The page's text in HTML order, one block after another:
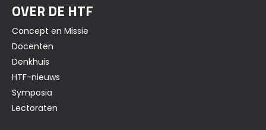
OVER DE HTF
Concept en Missie
Docenten
Denkhuis
HTF-nieuws
Symposia
Lectoraten